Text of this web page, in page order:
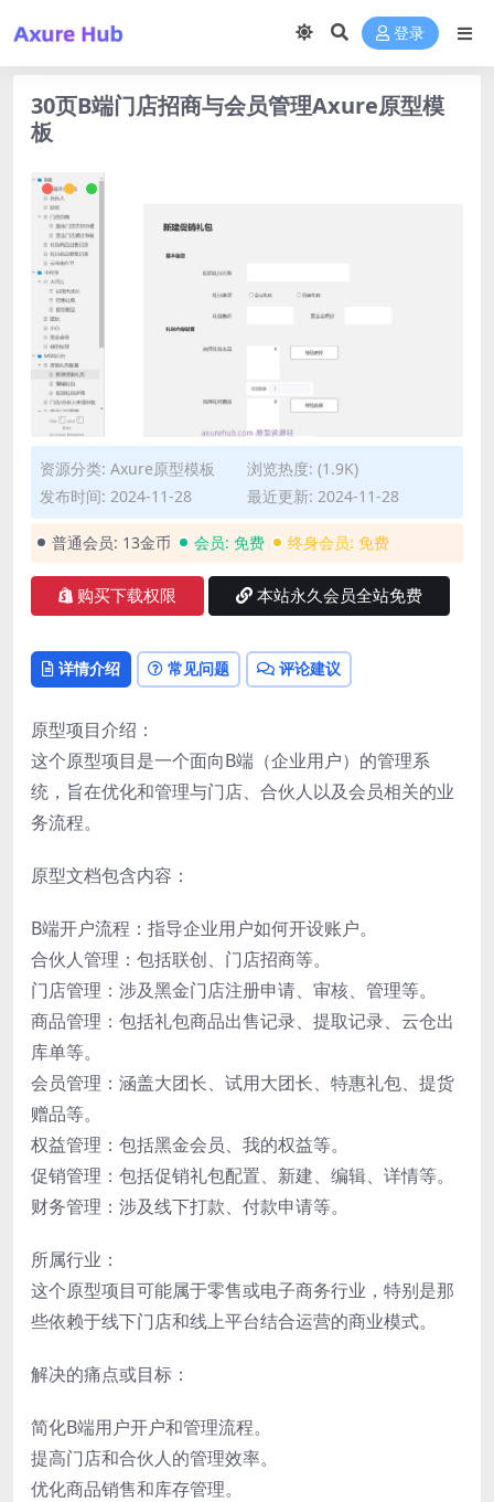
登录
30页B端门店招商与会员管理Axure原型模
板
资源分类: Axure原型模板
浏览热度: (1.9K)
发布时间: 2024-11-28
最近更新: 2024-11-28
普通会员: 13金币 会员: 免费 终身会员: 免费
购买下载权限 本站永久会员全站免费
详情介绍 常见问题 评论建议
原型项目介绍：
这个原型项目是一个面向B端（企业用户）的管理系
统，旨在优化和管理与门店、合伙人以及会员相关的业
务流程。
原型文档包含内容：
B端开户流程：指导企业用户如何开设账户。
合伙人管理：包括联创、门店招商等。
门店管理：涉及黑金门店注册申请、审核、管理等。
商品管理：包括礼包商品出售记录、提取记录、云仓出
库单等。
会员管理：涵盖大团长、试用大团长、特惠礼包、提货
赠品等。
权益管理：包括黑金会员、我的权益等。
促销管理：包括促销礼包配置、新建、编辑、详情等。
财务管理：涉及线下打款、付款申请等。
所属行业：
这个原型项目可能属于零售或电子商务行业，特别是那
些依赖于线下门店和线上平台结合运营的商业模式。
解决的痛点或目标：
简化B端用户开户和管理流程。
提高门店和合伙人的管理效率。
优化商品销售和库存管理。